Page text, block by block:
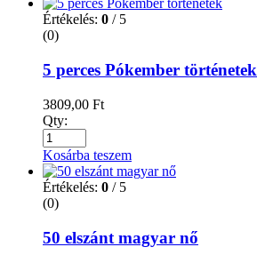
Értékelés: 0 / 5
(0)
5 perces Pókember történetek
3809,00 Ft
Qty:
Kosárba teszem
Értékelés: 0 / 5
(0)
50 elszánt magyar nő